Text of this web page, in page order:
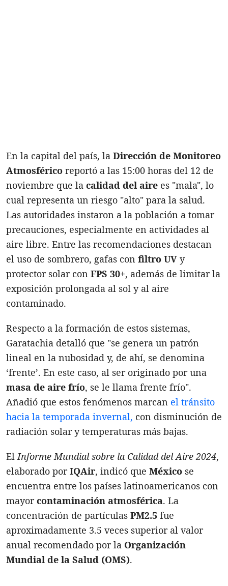
En la capital del país, la Dirección de Monitoreo
Atmosférico reportó a las 15:00 horas del 12 de
noviembre que la calidad del aire es "mala", lo
cual representa un riesgo "alto" para la salud.
Las autoridades instaron a la población a tomar
precauciones, especialmente en actividades al
aire libre. Entre las recomendaciones destacan
el uso de sombrero, gafas con filtro UV y
protector solar con FPS 30+, además de limitar la
exposición prolongada al sol y al aire
contaminado.
Respecto a la formación de estos sistemas,
Garatachia detalló que "se genera un patrón
lineal en la nubosidad y, de ahí, se denomina
‘frente’. En este caso, al ser originado por una
masa de aire frío, se le llama frente frío".
Añadió que estos fenómenos marcan el tránsito
hacia la temporada invernal, con disminución de
radiación solar y temperaturas más bajas.
El Informe Mundial sobre la Calidad del Aire 2024,
elaborado porIQAir, indicó que México se
encuentra entre los países latinoamericanos con
mayorcontaminación atmosférica. La
concentración de partículas PM2.5 fue
aproximadamente 3.5 veces superior al valor
anual recomendado por la Organización
Mundial de la Salud (OMS).